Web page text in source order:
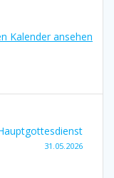
Kalender ansehen
31.05.2026